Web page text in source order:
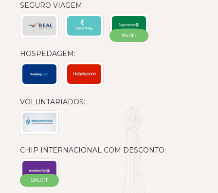
SEGURO VIAGEM:
5% OFF
HOSPEDAGEM:
VOLUNTARIADOS:
CHIP INTERNACIONAL COM DESCONTO:
10% OFF